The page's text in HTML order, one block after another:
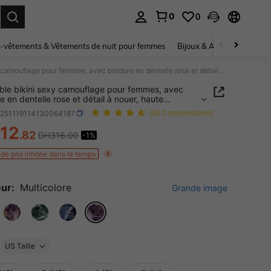
0 0
vêtements & Vêtements de nuit pour femmes Bijoux & Accessoires pour
Ensemble bikini sexy camouflage pour femmes, avec bordure en dentelle rose et détail à nouer, haute élasticité, maillot de bain de plage pour vacances d'été
bikini sexy camouflage pour femmes, avec
en dentelle rose et détail à nouer, haute
maillot de bain de plage pour vacances d'été
(34 Commentaires)
AND AVAILABILITY
.82 DH316.00 -1%
prix limitée dans le temps
Multicolore Grande image
US Taille